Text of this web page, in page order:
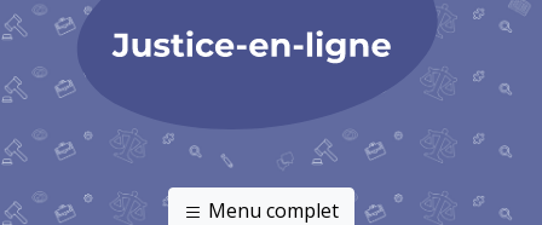
Menu complet